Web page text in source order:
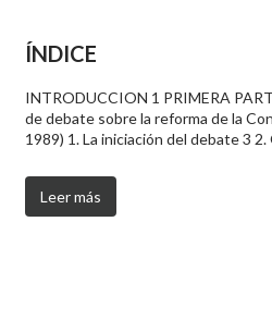
ÍNDICE
INTRODUCCION 1 PRIMERA
de debate sobre la reforma de la
1989) 1. La iniciación del debate 3
Leer más